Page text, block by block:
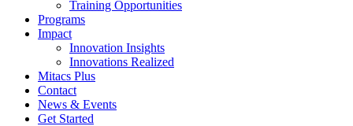
Training Opportunities
Programs
Impact
Innovation Insights
Innovations Realized
Mitacs Plus
Contact
News & Events
Get Started